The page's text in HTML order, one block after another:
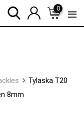
0
Tylaska T20
8mm